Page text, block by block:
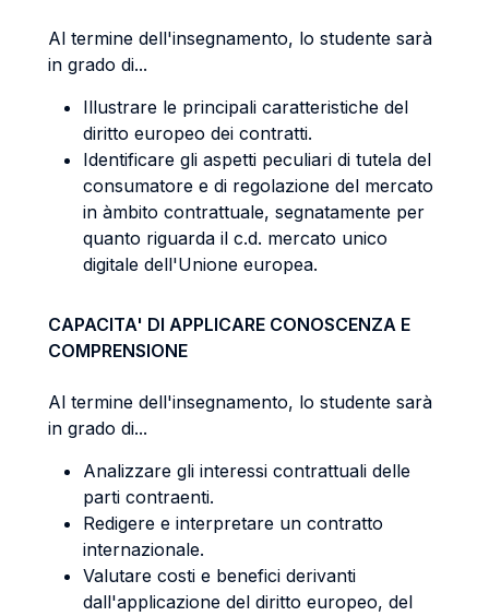
Al termine dell'insegnamento, lo studente sarà
in grado di...
Illustrare le principali caratteristiche del
diritto europeo dei contratti.
Identificare gli aspetti peculiari di tutela del
consumatore e di regolazione del mercato
in àmbito contrattuale, segnatamente per
quanto riguarda il c.d. mercato unico
digitale dell'Unione europea.
CAPACITA' DI APPLICARE CONOSCENZA E
COMPRENSIONE
Al termine dell'insegnamento, lo studente sarà
in grado di...
Analizzare gli interessi contrattuali delle
parti contraenti.
Redigere e interpretare un contratto
internazionale.
Valutare costi e benefici derivanti
dall'applicazione del diritto europeo, del